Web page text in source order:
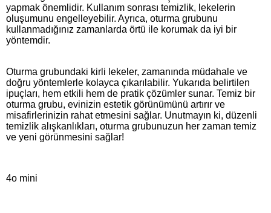
yapmak önemlidir. Kullanım sonrası temizlik, lekelerin
oluşumunu engelleyebilir. Ayrıca, oturma grubunu
kullanmadığınız zamanlarda örtü ile korumak da iyi bir
yöntemdir.
Oturma grubundaki kirli lekeler, zamanında müdahale ve
doğru yöntemlerle kolayca çıkarılabilir. Yukarıda belirtilen
ipuçları, hem etkili hem de pratik çözümler sunar. Temiz bir
oturma grubu, evinizin estetik görünümünü artırır ve
misafirlerinizin rahat etmesini sağlar. Unutmayın ki, düzenli
temizlik alışkanlıkları, oturma grubunuzun her zaman temiz
ve yeni görünmesini sağlar!
4o mini